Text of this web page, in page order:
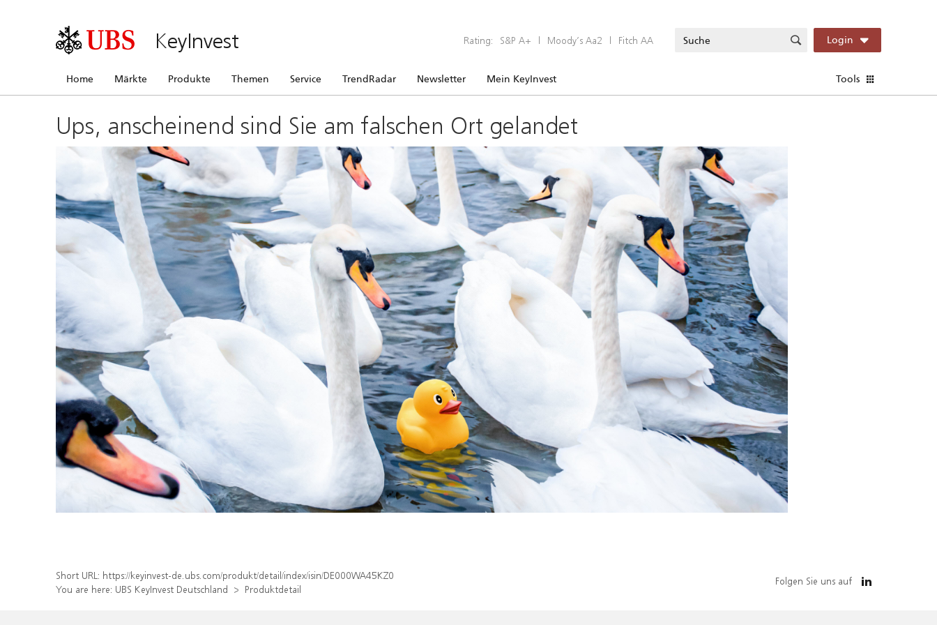
KeyInvest Rating: S&P A+ | Moody’s Aa2 | Fitch AA Login
Home Märkte Produkte Themen Service TrendRadar Newsletter Mein KeyInvest Tools
Ups, anscheinend sind Sie am falschen Ort gelandet
Short URL: https://keyinvest-de.ubs.com/produkt/detail/index/isin/DE000WA45KZ0
You are here: UBS KeyInvest Deutschland Produktdetail
Folgen Sie uns auf